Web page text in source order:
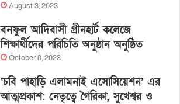
August 3, 2023
বনফুল আদিবাসী গ্রীনহার্ট কলেজে
শিক্ষার্থীদের পরিচিতি অনুষ্ঠান অনুষ্ঠিত
October 8, 2023
‘চবি পাহাড়ি এলামনাই এসোসিয়েশন’ এর
আত্মপ্রকাশ: নেতৃত্বে গৈরিকা, সুখেশ্বর ও